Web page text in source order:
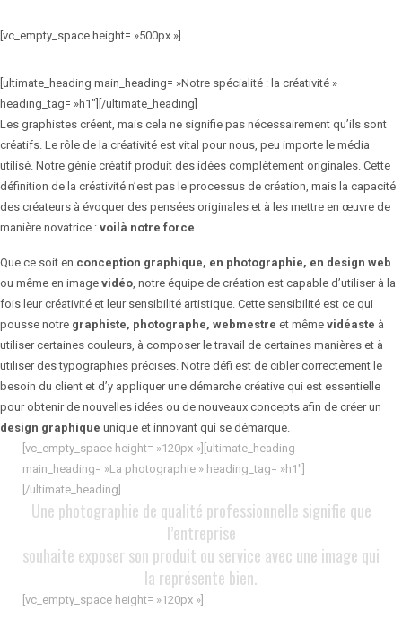
[vc_empty_space height= »500px »]
[ultimate_heading main_heading= »Notre spécialité : la créativité »
heading_tag= »h1″][/ultimate_heading]
Les graphistes créent, mais cela ne signifie pas nécessairement qu’ils sont
créatifs. Le rôle de la créativité est vital pour nous, peu importe le média
utilisé. Notre génie créatif produit des idées complètement originales. Cette
définition de la créativité n’est pas le processus de création, mais la capacité
des créateurs à évoquer des pensées originales et à les mettre en œuvre de
manière novatrice : voilà notre force.
Que ce soit en conception graphique, en photographie, en design web
ou même en image vidéo, notre équipe de création est capable d’utiliser à la
fois leur créativité et leur sensibilité artistique. Cette sensibilité est ce qui
pousse notre graphiste, photographe, webmestre et même vidéaste à
utiliser certaines couleurs, à composer le travail de certaines manières et à
utiliser des typographies précises. Notre défi est de cibler correctement le
besoin du client et d’y appliquer une démarche créative qui est essentielle
pour obtenir de nouvelles idées ou de nouveaux concepts afin de créer un
design graphique unique et innovant qui se démarque.
[vc_empty_space height= »120px »][ultimate_heading
main_heading= »La photographie » heading_tag= »h1″]
[/ultimate_heading]
Une photographie de qualité professionnelle signifie que
l’entreprise
souhaite exposer son produit ou service avec une image qui
la représente bien.
[vc_empty_space height= »120px »]